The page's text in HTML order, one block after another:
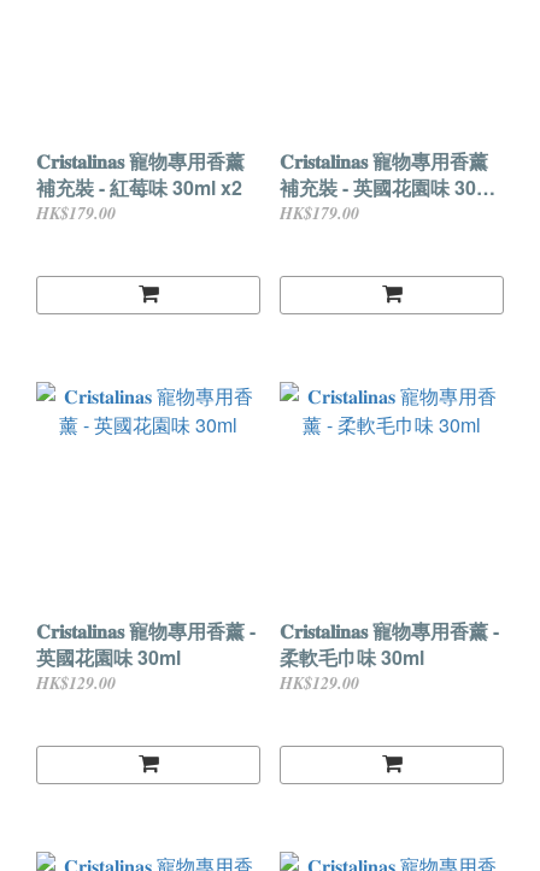
𝐂𝐫𝐢𝐬𝐭𝐚𝐥𝐢𝐧𝐚𝐬 寵物專用香薰
補充裝 - 紅莓味 30ml x2
HK$179.00
𝐂𝐫𝐢𝐬𝐭𝐚𝐥𝐢𝐧𝐚𝐬 寵物專用香薰
補充裝 - 英國花園味 30ml
x2
HK$179.00
𝐂𝐫𝐢𝐬𝐭𝐚𝐥𝐢𝐧𝐚𝐬 寵物專用香薰 -
英國花園味 30ml
HK$129.00
𝐂𝐫𝐢𝐬𝐭𝐚𝐥𝐢𝐧𝐚𝐬 寵物專用香薰 -
柔軟毛巾味 30ml
HK$129.00